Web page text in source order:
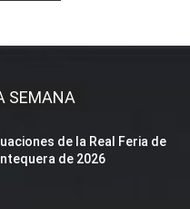
SEMANA
de la Real Feria de
de 2026